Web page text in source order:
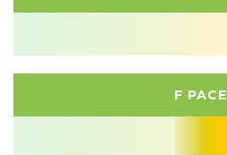
F PACE